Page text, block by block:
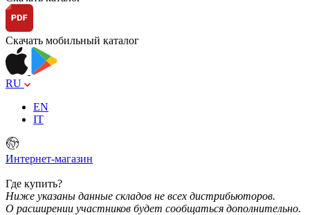
Скачать мобильный каталог
RU
EN
IT
Интернет-магазин
Где купить?
Ниже указаны данные складов не всех дистрибьюторов.
О расширении участников будет сообщаться дополнительно.